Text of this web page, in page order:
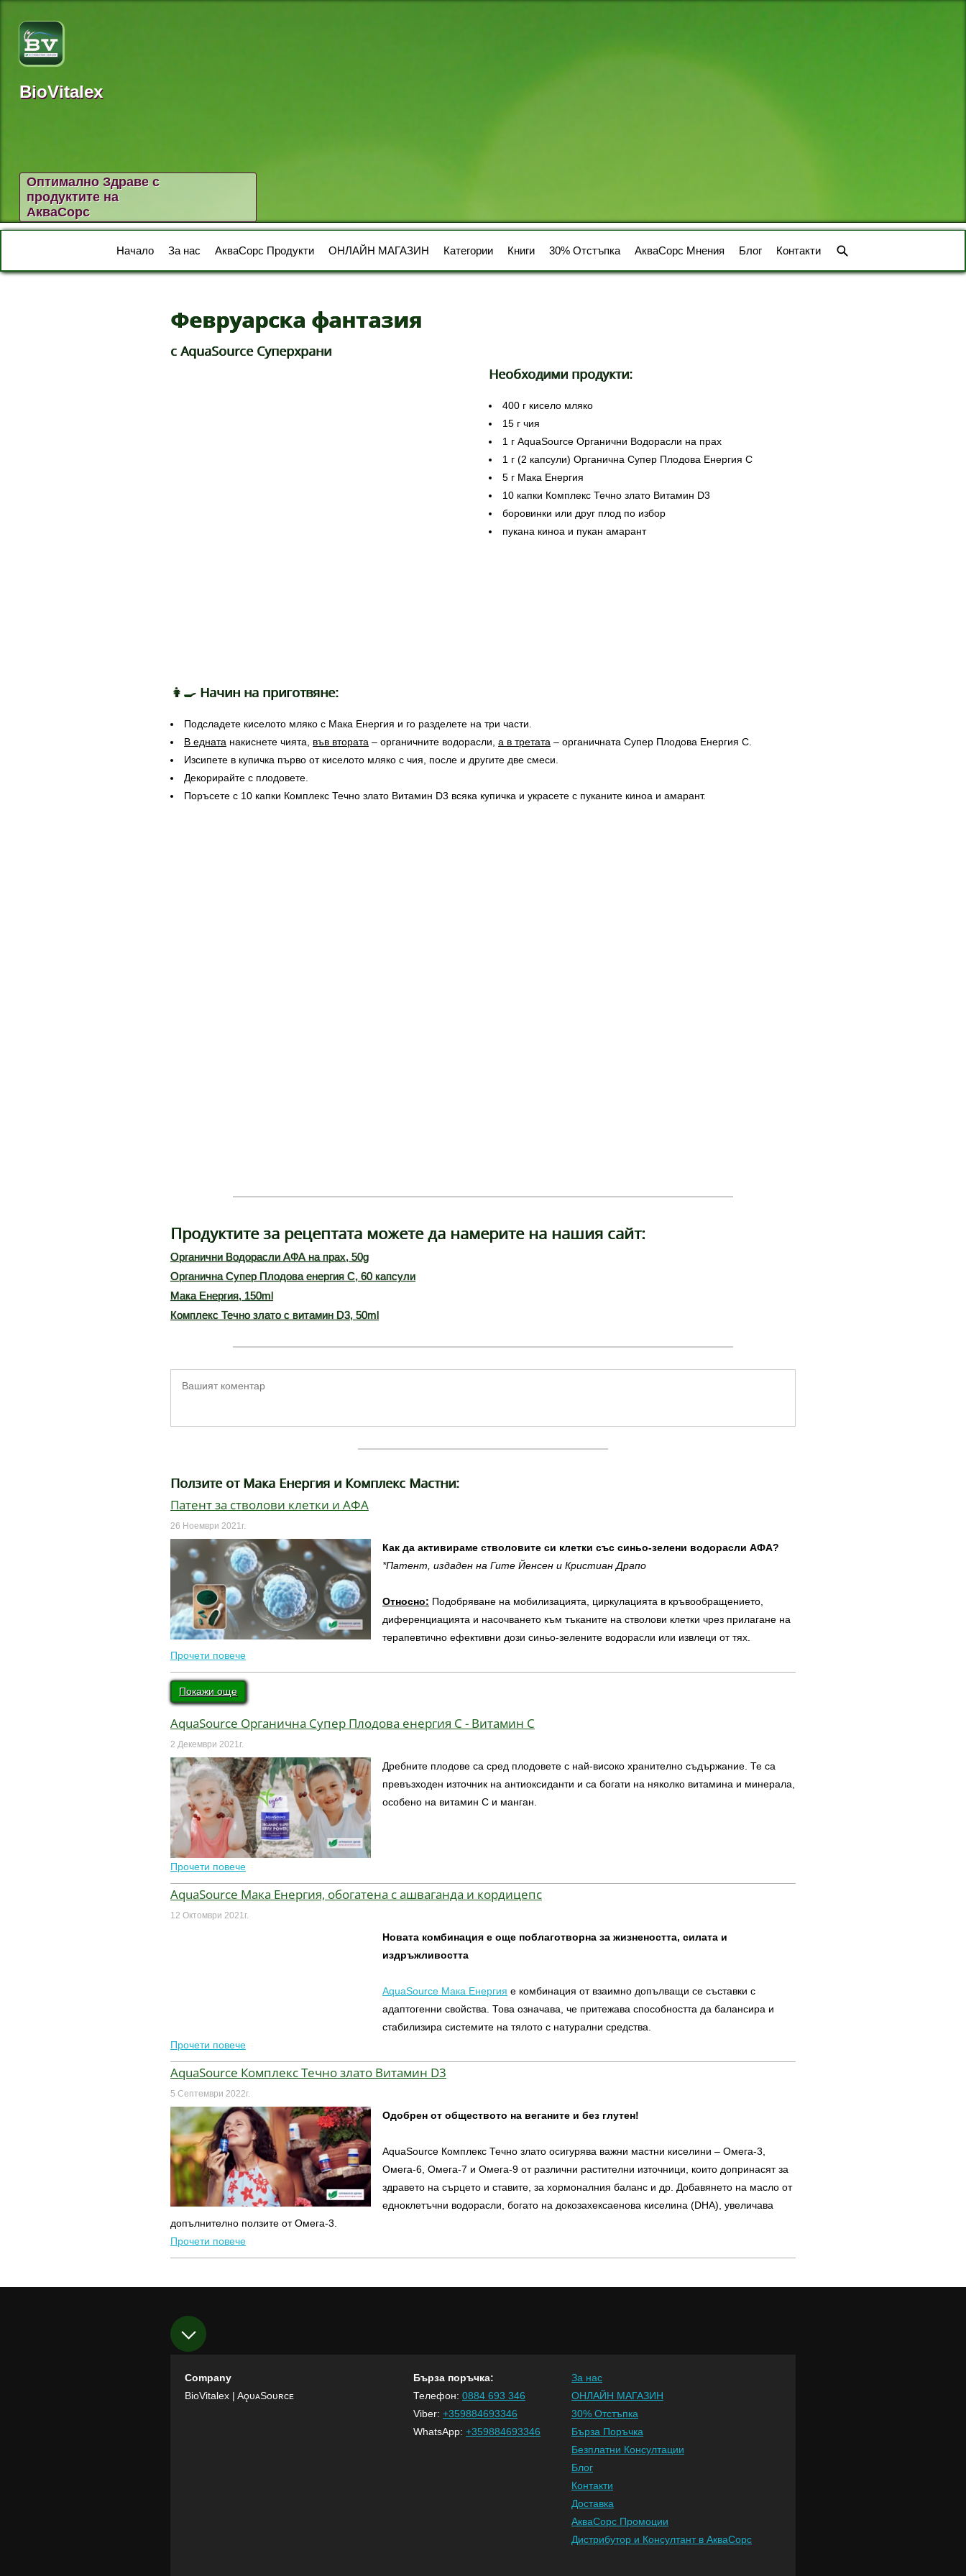
BioVitalex
Оптимално Здраве с
продуктите на
АкваСорс
Начало За нас АкваСорс Продукти ОНЛАЙН МАГАЗИН Категории Книги 30% Отстъпка АкваСорс Мнения Блог Контакти
Февруарска фантазия
с AquaSource Суперхрани
Необходими продукти:
400 г кисело мляко
15 г чия
1 г AquaSource Органични Водорасли на прах
1 г (2 капсули) Органична Супер Плодова Енергия С
5 г Мака Енергия
10 капки Комплекс Течно злато Витамин D3
боровинки или друг плод по избор
пукана киноа и пукан амарант
👩‍🍳 Начин на приготвяне:
Подсладете киселото мляко с Мака Енергия и го разделете на три части.
В едната накиснете чията, във втората – органичните водорасли, а в третата – органичната Супер Плодова Енергия С.
Изсипете в купичка първо от киселото мляко с чия, после и другите две смеси.
Декорирайте с плодовете.
Поръсете с 10 капки Комплекс Течно злато Витамин D3 всяка купичка и украсете с пуканите киноа и амарант.
Продуктите за рецептата можете да намерите на нашия сайт:
Органични Водорасли АФА на прах, 50g
Органична Супер Плодова енергия C, 60 капсули
Мака Енергия, 150ml
Комплекс Течно злато с витамин D3, 50ml
Ползите от Мака Енергия и Комплекс Мастни:
Патент за стволови клетки и АФА
26 Ноември 2021г.
Как да активираме стволовите си клетки със синьо-зелени водорасли АФА?
*Патент, издаден на Гите Йенсен и Кристиан Драпо
Относно: Подобряване на мобилизацията, циркулацията в кръвообращението,
диференциацията и насочването към тъканите на стволови клетки чрез прилагане на
терапевтично ефективни дози синьо-зелените водорасли или извлеци от тях.
Прочети повече
Покажи още
AquaSource Органична Супер Плодова енергия C - Витамин C
2 Декември 2021г.
Дребните плодове са сред плодовете с най-високо хранително съдържание. Те са
превъзходен източник на антиоксиданти и са богати на няколко витамина и минерала,
особено на витамин С и манган.
Прочети повече
AquaSource Мака Енергия, обогатена с ашваганда и кордицепс
12 Октомври 2021г.
Новата комбинация е още поблаготворна за жизнеността, силата и
издръжливостта
AquaSource Мака Енергия е комбинация от взаимно допълващи се съставки с
адаптогенни свойства. Това означава, че притежава способността да балансира и
стабилизира системите на тялото с натурални средства.
Прочети повече
AquaSource Комплекс Течно злато Витамин D3
5 Септември 2022г.
Одобрен от обществото на веганите и без глутен!
AquaSource Комплекс Течно злато осигурява важни мастни киселини – Омега-3,
Омега-6, Омега-7 и Омега-9 от различни растителни източници, които допринасят за
здравето на сърцето и ставите, за хормоналния баланс и др. Добавянето на масло от
едноклетъчни водорасли, богато на докозахексаенова киселина (DHA), увеличава
допълнително ползите от Омега-3.
Прочети повече
Company
BioVitalex | AǫᴜᴀSᴏᴜʀᴄᴇ
Бърза поръчка:
Телефон: 0884 693 346
Viber: +359884693346
WhatsApp: +359884693346
За нас
ОНЛАЙН МАГАЗИН
30% Отстъпка
Бърза Поръчка
Безплатни Консултации
Блог
Контакти
Доставка
АкваСорс Промоции
Дистрибутор и Консултант в АкваСорс